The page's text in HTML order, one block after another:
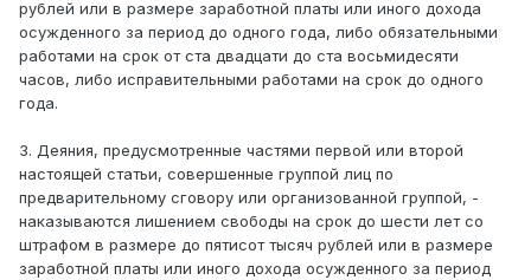
рублей или в размере заработной платы или иного дохода
осужденного за период до одного года, либо обязательными
работами на срок от ста двадцати до ста восьмидесяти
часов, либо исправительными работами на срок до одного
года.
3. Деяния, предусмотренные частями первой или второй
настоящей статьи, совершенные группой лиц по
предварительному сговору или организованной группой, -
наказываются лишением свободы на срок до шести лет со
штрафом в размере до пятисот тысяч рублей или в размере
заработной платы или иного дохода осужденного за период